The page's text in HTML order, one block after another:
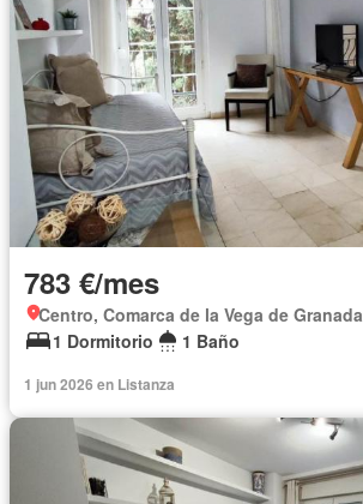
783 €/mes
Centro, Comarca de la Vega de Granada
1 Dormitorio
1 Baño
1 jun 2026 en Listanza